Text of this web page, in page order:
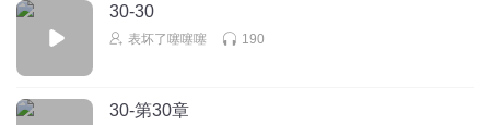
30-30
表坏了噻噻噻 190
30-第30章